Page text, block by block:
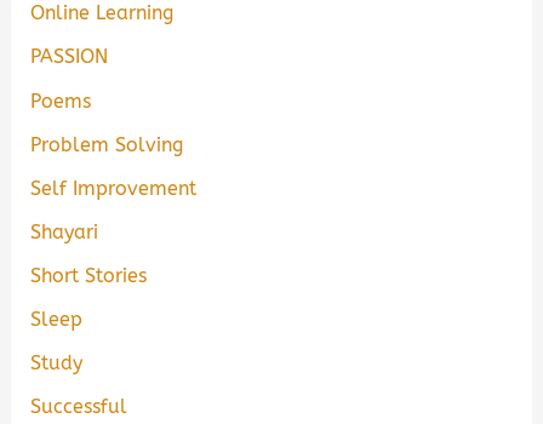
Online Learning
PASSION
Poems
Problem Solving
Self Improvement
Shayari
Short Stories
Sleep
Study
Successful